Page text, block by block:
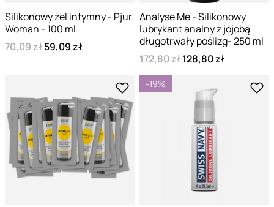
Silikonowy żel intymny - Pjur
Woman - 100 ml
70,09 zł59,09 zł
Analyse Me - Silikonowy
lubrykant analny z jojobą
długotrwały poślizg- 250 ml
172,80 zł128,80 zł
-19%